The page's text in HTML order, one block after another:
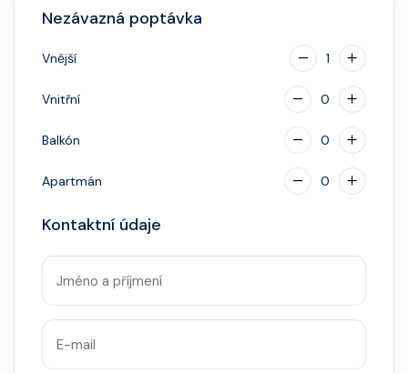
Nezávazná poptávka
Vnější 1
Vnitřní 0
Balkón 0
Apartmán 0
Kontaktní údaje